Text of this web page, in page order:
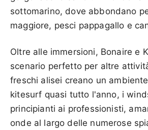
sottomarino, dove abbondano
maggiore, pesci pappagallo e
Oltre alle immersioni, Bonaire e
scenario perfetto per altre
freschi alisei creano un
kitesurf quasi tutto l'anno, i
principianti ai professionisti,
onde al largo delle numerose